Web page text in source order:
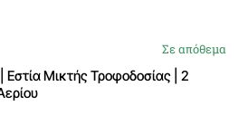
Σε απόθεμα
Μικτής Τροφοδοσίας | 2